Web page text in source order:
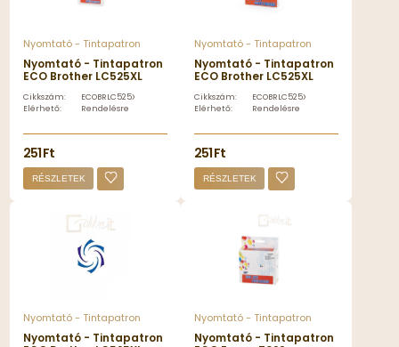
Nyomtató - Tintapatron
Nyomtató - Tintapatron
ECO Brother LC525XL
ECO - ECOBRLC525XLMA
Cikkszám:
ECOBRLC525XLMA
Elérhető:
Rendelésre
251 Ft
RÉSZLETEK
Nyomtató - Tintapatron
Nyomtató - Tintapatron
ECO Brother LC525XL
- ECOBRLC525XLYE
Cikkszám:
ECOBRLC525XLYE
Elérhető:
Rendelésre
251 Ft
RÉSZLETEK
Nyomtató - Tintapatron
Nyomtató - Tintapatron
Nyomtató - Tintapatron
Nyomtató - Tintapatron